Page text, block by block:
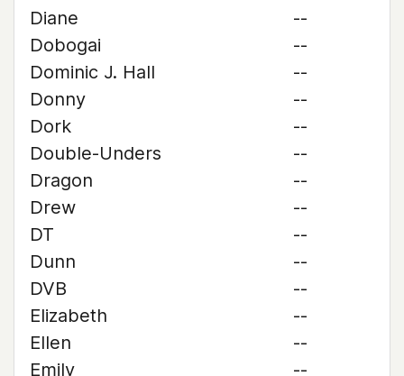
Diane
--
Dobogai
--
Dominic J. Hall
--
Donny
--
Dork
--
Double-Unders
--
Dragon
--
Drew
--
DT
--
Dunn
--
DVB
--
Elizabeth
--
Ellen
--
Emily
--